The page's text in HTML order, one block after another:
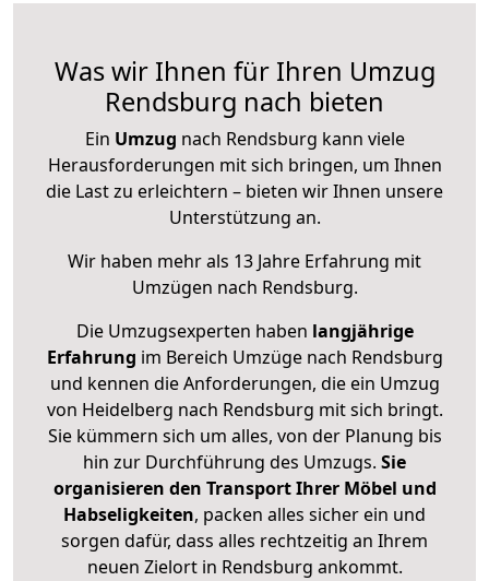
Was wir Ihnen für Ihren Umzug
Rendsburg nach bieten
Ein Umzug nach Rendsburg kann viele
Herausforderungen mit sich bringen, um Ihnen
die Last zu erleichtern – bieten wir Ihnen unsere
Unterstützung an.
Wir haben mehr als 13 Jahre Erfahrung mit
Umzügen nach Rendsburg.
Die Umzugsexperten haben langjährige
Erfahrung im Bereich Umzüge nach Rendsburg
und kennen die Anforderungen, die ein Umzug
von Heidelberg nach Rendsburg mit sich bringt.
Sie kümmern sich um alles, von der Planung bis
hin zur Durchführung des Umzugs. Sie
organisieren den Transport Ihrer Möbel und
Habseligkeiten, packen alles sicher ein und
sorgen dafür, dass alles rechtzeitig an Ihrem
neuen Zielort in Rendsburg ankommt.